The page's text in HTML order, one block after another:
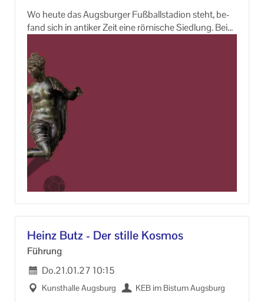
Wo heute das Augs­bur­ger Fuß­ball­sta­di­on steht, be­
fand sich in an­ti­ker Zeit eine rö­mi­sche Sied­lung. Beim
ans Licht, von Schmuck über bunte Glas­ge­fä­ße, hin
zu Wein- und Fischsaucen-​Amphoren aus Rho­dos
und Spa­ni­en. Die rö­mi­sche DNA Augs­burgs spie­gelt
sich auch im Pro­fil des FCA, dem ein­zi­gen Bun­des­li­
ga­ver­ein mit rö­mi­schem Stein­denk­mal im Wap­pen
(Pi­ni­en­zap­fen). Des­halb zeigt die Aus­stel­lung auch
die ak­tu­el­le Römer-​Rezeption des FCA.
An­mel­dung er­for­der­lich unter:
(0821) 3166 8822 oder info@keb-​augsburg.de
Heinz Butz - Der stil­le Kos­mos
Füh­rung
Do.21.01.27 10:15
Kunst­hal­le Augs­burg KEB im Bis­tum Augs­burg